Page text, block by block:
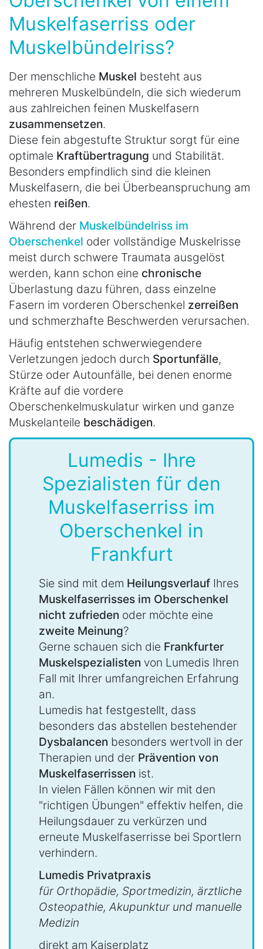
Muskelfaserriss oder
Muskelbündelriss?
Der menschliche Muskel besteht aus
mehreren Muskelbündeln, die sich wiederum
aus zahlreichen feinen Muskelfasern
zusammensetzen.
Diese fein abgestufte Struktur sorgt für eine
optimale Kraftübertragung und Stabilität.
Besonders empfindlich sind die kleinen
Muskelfasern, die bei Überbeanspruchung am
ehesten reißen.
Während der Muskelbündelriss im
Oberschenkel oder vollständige Muskelrisse
meist durch schwere Traumata ausgelöst
werden, kann schon eine chronische
Überlastung dazu führen, dass einzelne
Fasern im vorderen Oberschenkel zerreißen
und schmerzhafte Beschwerden verursachen.
Häufig entstehen schwerwiegendere
Verletzungen jedoch durch Sportunfälle,
Stürze oder Autounfälle, bei denen enorme
Kräfte auf die vordere
Oberschenkelmuskulatur wirken und ganze
Muskelanteile beschädigen.
Lumedis - Ihre
Spezialisten für den
Muskelfaserriss im
Oberschenkel in
Frankfurt
Sie sind mit dem Heilungsverlauf Ihres
Muskelfaserrisses im Oberschenkel
nicht zufrieden oder möchte eine
zweite Meinung?
Gerne schauen sich die Frankfurter
Muskelspezialisten von Lumedis Ihren
Fall mit Ihrer umfangreichen Erfahrung
an.
Lumedis hat festgestellt, dass
besonders das abstellen bestehender
Dysbalancen besonders wertvoll in der
Therapien und der Prävention von
Muskelfaserrissen ist.
In vielen Fällen können wir mit den
"richtigen Übungen" effektiv helfen, die
Heilungsdauer zu verkürzen und
erneute Muskelfaserrisse bei Sportlern
verhindern.
Lumedis Privatpraxis
für Orthopädie, Sportmedizin, ärztliche
Osteopathie, Akupunktur und manuelle
Medizin
direkt am Kaiserplatz